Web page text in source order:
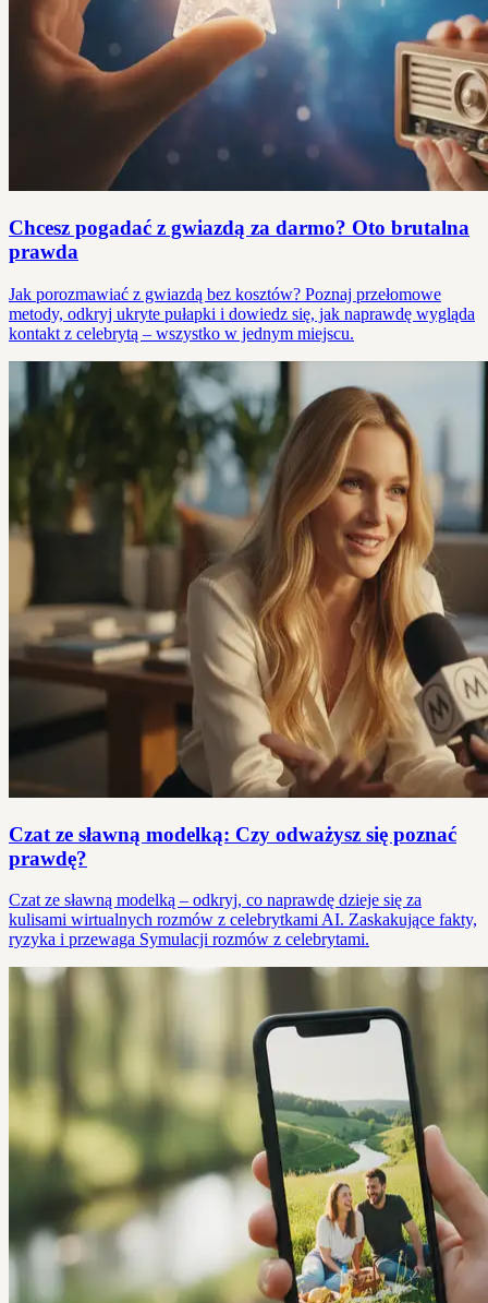
Chcesz pogadać z gwiazdą za darmo? Oto brutalna
prawda
Jak porozmawiać z gwiazdą bez kosztów? Poznaj przełomowe
metody, odkryj ukryte pułapki i dowiedz się, jak naprawdę wygląda
kontakt z celebrytą – wszystko w jednym miejscu.
Czat ze sławną modelką: Czy odważysz się poznać
prawdę?
Czat ze sławną modelką – odkryj, co naprawdę dzieje się za
kulisami wirtualnych rozmów z celebrytkami AI. Zaskakujące fakty,
ryzyka i przewaga Symulacji rozmów z celebrytami.